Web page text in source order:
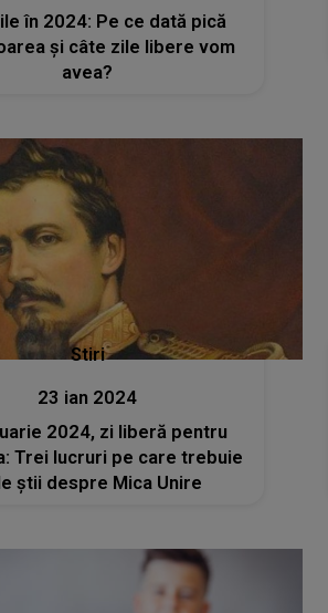
în 2024: Pe ce dată pică
şi câte zile libere vom
avea?
Stiri
23 ian 2024
2024, zi liberă pentru
Trei lucruri pe care trebuie
știi despre Mica Unire